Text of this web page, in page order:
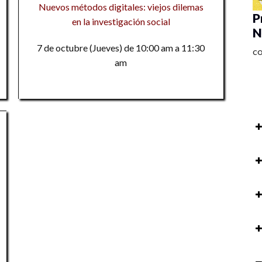
Nuevos métodos digitales: viejos dilemas
en la investigación social
7 de octubre (Jueves) de 10:00 am a 11:30
am